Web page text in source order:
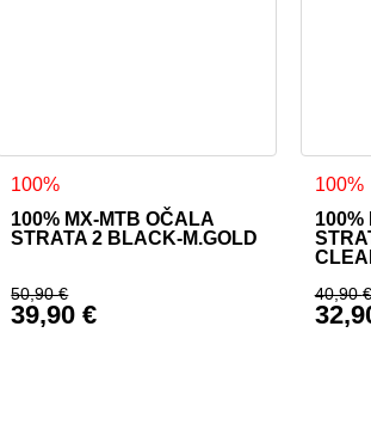
100%
100% MX-MTB OČALA
STRATA 2 BLACK-M.GOLD
50,90€
Izvirna cena je bila: 50,90 €.
39,90€
100%
100%
40,90€